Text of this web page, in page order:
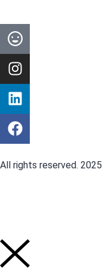
All rights reserved. 2025